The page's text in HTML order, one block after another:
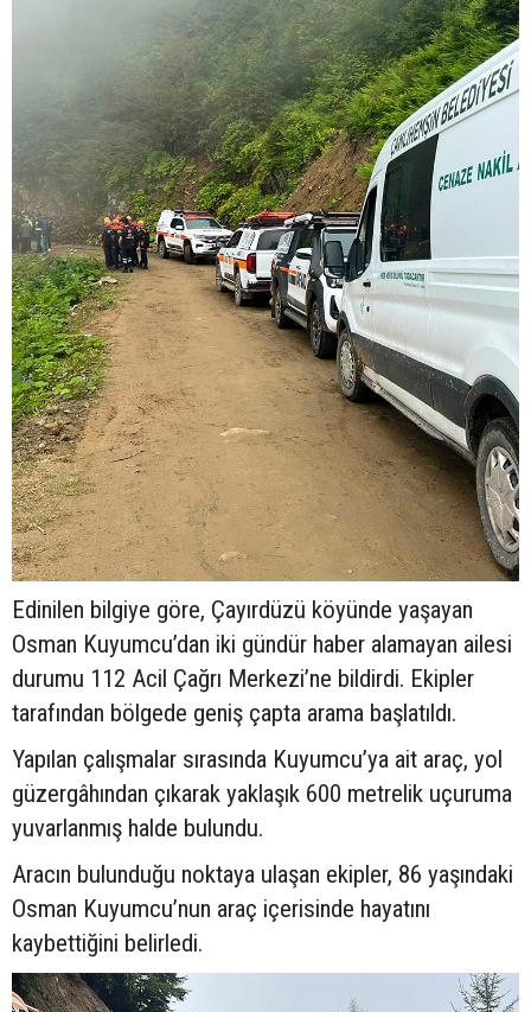
Edinilen bilgiye göre, Çayırdüzü köyünde yaşayan
Osman Kuyumcu’dan iki gündür haber alamayan ailesi
durumu 112 Acil Çağrı Merkezi’ne bildirdi. Ekipler
tarafından bölgede geniş çapta arama başlatıldı.
Yapılan çalışmalar sırasında Kuyumcu’ya ait araç, yol
güzergâhından çıkarak yaklaşık 600 metrelik uçuruma
yuvarlanmış halde bulundu.
Aracın bulunduğu noktaya ulaşan ekipler, 86 yaşındaki
Osman Kuyumcu’nun araç içerisinde hayatını
kaybettiğini belirledi.